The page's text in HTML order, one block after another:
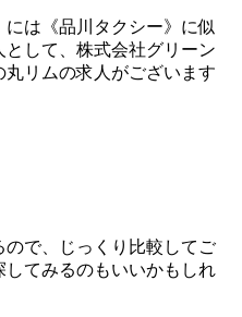
には《品川タクシー》に似
して、株式会社グリーン
リムの求人がございます
で、じっくり比較してご
てみるのもいいかもしれ